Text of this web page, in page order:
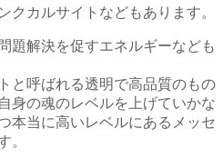
クカルサイトなどもあります。
題解決を促すエネルギーなども
と呼ばれる透明で高品質のもの
身の魂のレベルを上げていかな
本当に高いレベルにあるメッセ
。